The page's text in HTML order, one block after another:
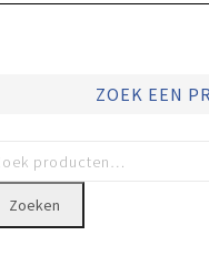
ZOEK EEN
Zoeken